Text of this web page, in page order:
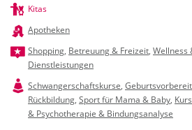
Kitas
Apotheken
Shopping, Betreuung & Freizeit, Wellness
Dienstleistungen
Schwangerschaftskurse,
Rückbildung, Sport für Mama & Baby,
& Psychotherapie & Bindungsanalyse